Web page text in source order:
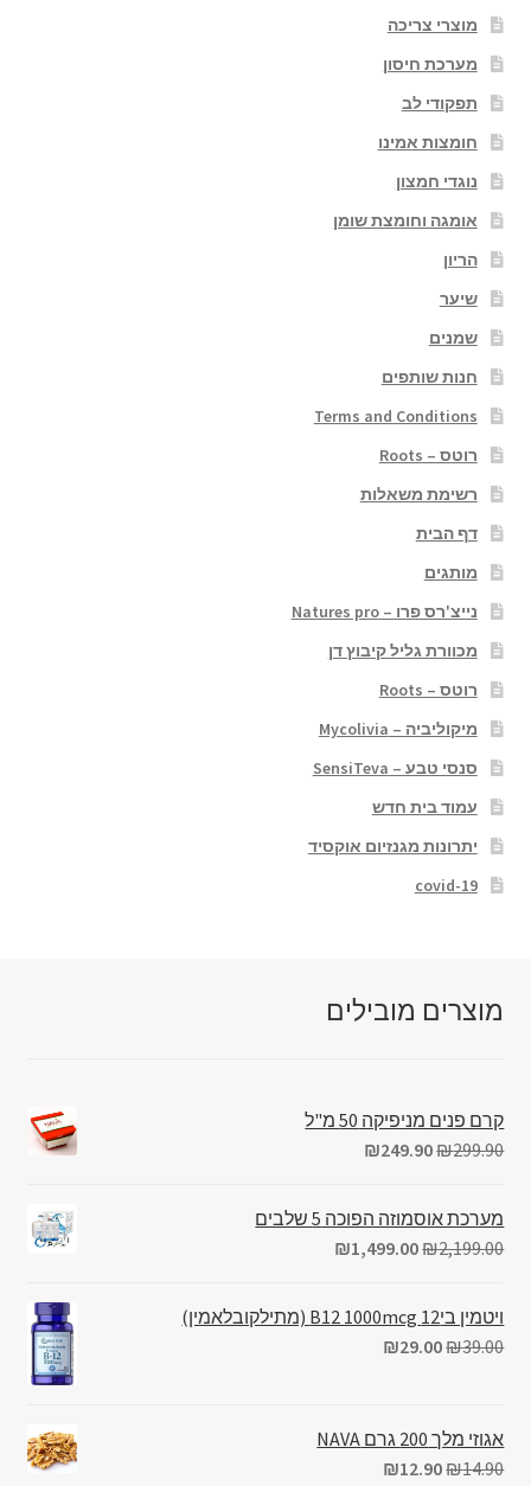
מוצרי צריכה
מערכת חיסון
תפקודי לב
חומצות אמינו
נוגדי חמצון
אומגה וחומצת שומן
הריון
שיער
שמנים
חנות שותפים
Terms and Conditions
רוטס – Roots
רשימת משאלות
דף הבית
מותגים
נייצ'רס פרו – Natures pro
מכוורת גליל קיבוץ דן
רוטס – Roots
מיקוליביה – Mycolivia
סנסי טבע – SensiTeva
עמוד בית חדש
יתרונות מגנזיום אוקסיד
covid-19
מוצרים מובילים
קרם פנים מניפיקה 50 מ"ל
₪299.90
₪249.90
מערכת אוסמוזה הפוכה 5 שלבים
₪2,199.00
₪1,499.00
ויטמין בי12 B12 1000mcg (מתילקובלאמין)
₪39.00
₪29.00
אגוזי מלך 200 גרם NAVA
₪14.90
₪12.90